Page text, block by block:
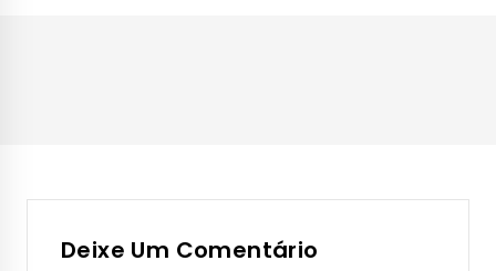
Deixe Um Comentário